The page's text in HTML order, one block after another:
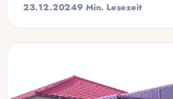
23.12.20249 Min. Lesezeit